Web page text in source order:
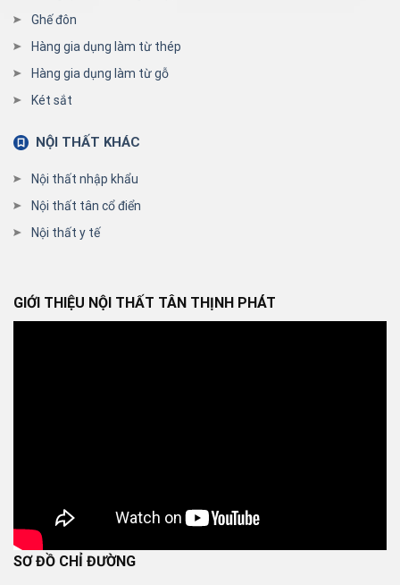
Ghế đôn
Hàng gia dụng làm từ thép
Hàng gia dụng làm từ gỗ
Két sắt
NỘI THẤT KHÁC
Nội thất nhập khẩu
Nội thất tân cổ điển
Nội thất y tế
GIỚI THIỆU NỘI THẤT TÂN THỊNH PHÁT
SƠ ĐỒ CHỈ ĐƯỜNG